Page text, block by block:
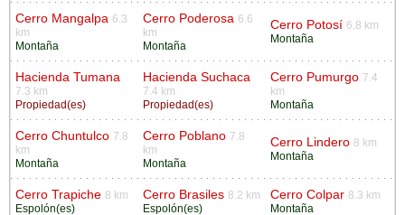
Cerro Mangalpa 6.3
km
Montaña
Cerro Poderosa 6.6
km
Montaña
Cerro Potosí 6.8 km
Montaña
Hacienda Tumana
7.3 km
Propiedad(es)
Hacienda Suchaca
7.4 km
Propiedad(es)
Cerro Pumurgo 7.4
km
Montaña
Cerro Chuntulco 7.8
km
Montaña
Cerro Poblano 7.8
km
Montaña
Cerro Lindero 8 km
Montaña
Cerro Trapiche 8 km
Espolón(es)
Cerro Brasiles 8.2 km
Espolón(es)
Cerro Colpar 8.3 km
Montaña